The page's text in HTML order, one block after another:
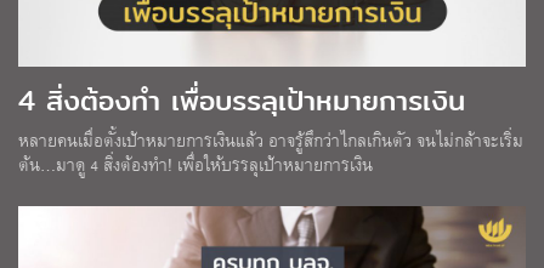
4 สิ่งต้องทำ เพื่อบรรลุเป้าหมายการเงิน
หลายคนเมื่อตั้งเป้าหมายการเงินแล้ว อาจรู้สึกว่าไกลเกินตัว จนไม่กล้าจะเริ่ม
ต้น…มาดู 4 สิ่งต้องทำ! เพื่อให้บรรลุเป้าหมายการเงิน